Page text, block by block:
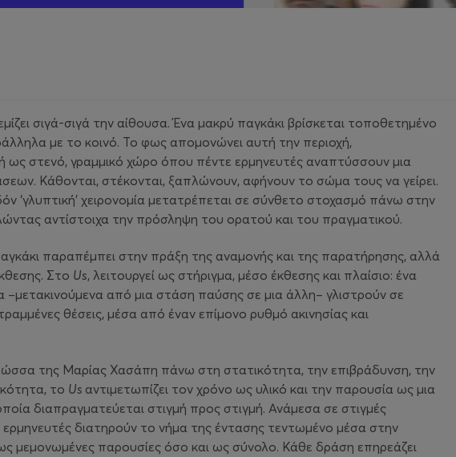
σιγά-σιγά την αίθουσα. Ένα μακρύ παγκάκι βρίσκεται τοποθετημένο
με το κοινό. Το φως απομονώνει αυτή την περιοχή,
ως στενό, γραμμικό χώρο όπου πέντε ερμηνευτές αναπτύσσουν μια
Κάθονται, στέκονται, ξαπλώνουν, αφήνουν το σώμα τους να γείρει.
‘γλυπτική’ χειρονομία μετατρέπεται σε σύνθετο στοχασμό πάνω στην
αντίστοιχα την πρόσληψη του ορατού και του πραγματικού.
παραπέμπει στην πράξη της αναμονής και της παρατήρησης, αλλά
Στο Us, λειτουργεί ως στήριγμα, μέσο έκθεσης και πλαίσιο: ένα
από μια στάση παύσης σε μια άλλη– γλιστρούν σε
θέσεις, μέσα από έναν επίμονο ρυθμό ακινησίας και
της Μαρίας Χασάπη πάνω στη στατικότητα, την επιβράδυνση, την
το Us αντιμετωπίζει τον χρόνο ως υλικό και την παρουσία ως μια
διαπραγματεύεται στιγμή προς στιγμή. Ανάμεσα σε στιγμές
διατηρούν το νήμα της έντασης τεντωμένο μέσα στην
μεμονωμένες παρουσίες όσο και ως σύνολο. Κάθε δράση επηρεάζει